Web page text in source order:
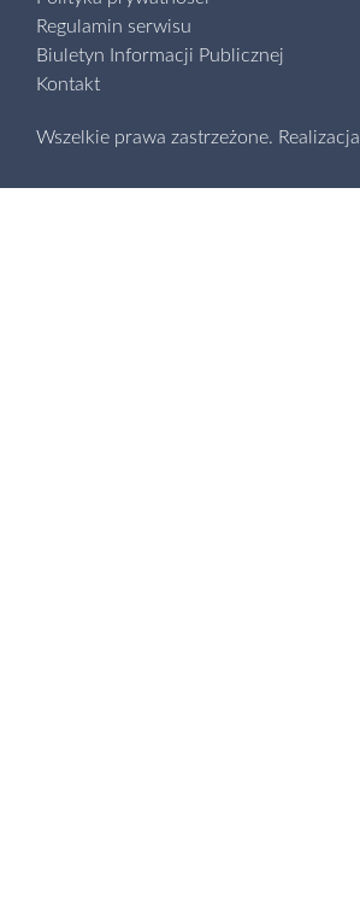
Regulamin serwisu
Biuletyn Informacji Publicznej
Kontakt
Wszelkie prawa zastrzeżone. Realizacja